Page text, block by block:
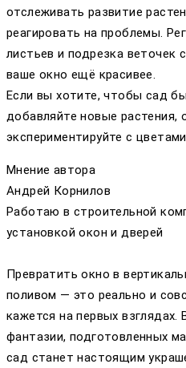
отслеживать развитие
реагировать на проблемы.
листьев и подрезка веточек
ваше окно ещё красивее.
Если вы хотите, чтобы сад
добавляйте новые растения,
экспериментируйте с
Мнение автора
Андрей Корнилов
Работаю в строительной
установкой окон и дверей
Превратить окно в
поливом — это реально и
кажется на первых
фантазии, подготовленных
сад станет настоящим